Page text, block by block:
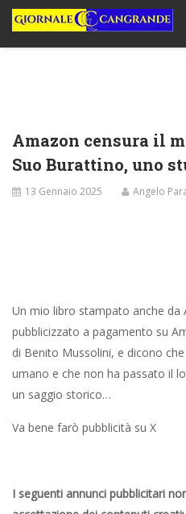
Amazon censura il
Suo Burattino, uno
13 Gennaio 2025 Angelo
Un mio libro stampato anche da
pubblicizzato a pagamento su
di Benito Mussolini, e dicono
umano e che non ha passato il
un saggio storico…
Va bene farò pubblicità su X
I seguenti annunci pubblicitari